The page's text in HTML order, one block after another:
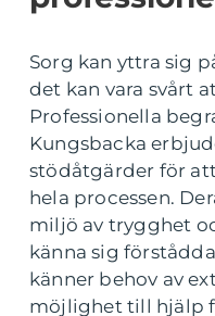
Sorg kan yttra sig
det kan vara svårt
Professionella
Kungsbacka
stödåtgärder för
hela processen.
miljö av trygghet
känna sig
känner behov av
möjlighet till hjälp